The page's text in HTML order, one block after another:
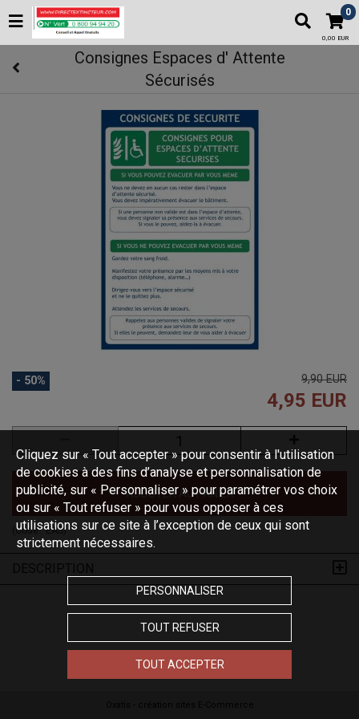
0
0,00 EUR
Consignes Espaces d' Attente
Sécurisés
- 50% 9,90 EUR
4,95 EUR
AJOUTER AU PANIER
(Code :EAS)
Cliquez sur « Tout accepter » pour consentir à l'utilisation
de cookies à des fins d’analyse et personnalisation de
publicité, sur « Personnaliser » pour paramétrer vos choix
ou sur « Tout refuser » pour vous opposer à ces
utilisations sur ce site à l’exception de ceux qui sont
strictement nécessaires.
PERSONNALISER
TOUT REFUSER
TOUT ACCEPTER